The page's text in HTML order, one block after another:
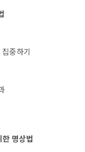
중하기
명상법